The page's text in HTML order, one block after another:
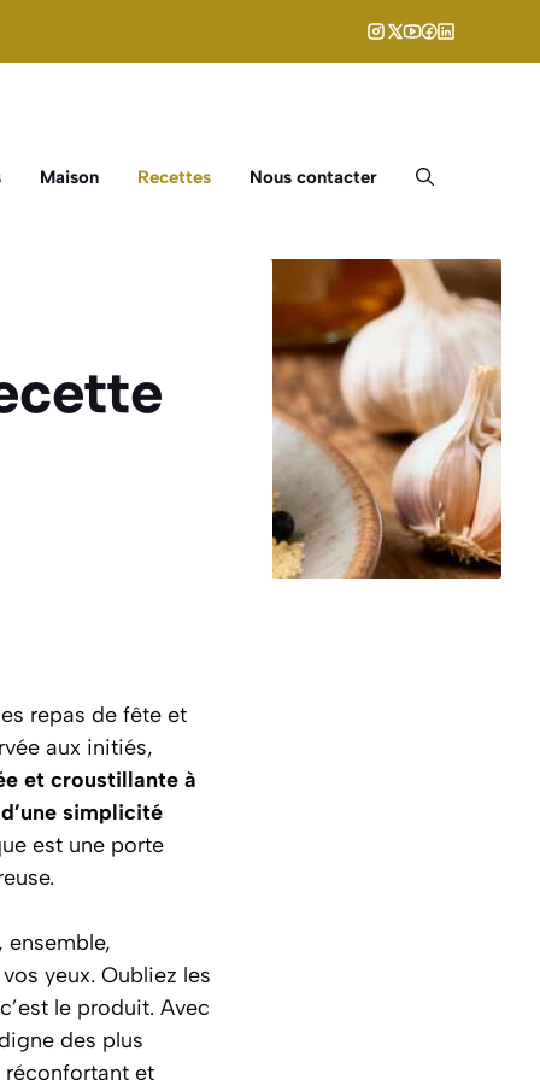
Maison Recettes Nous contacter
repas de fête et
aux initiés,
et croustillante à
simplicité
est une porte
yeux. Oubliez les
le produit. Avec
des plus
réconfortant et